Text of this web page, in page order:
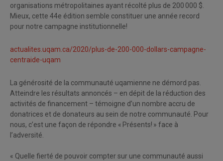
organisations métropolitaines ayant récolté plus de 200 000 $.
Mieux, cette 44e édition semble constituer une année record
pour notre campagne institutionnelle!
actualites.uqam.ca/2020/plus-de-200-000-dollars-campagne-
centraide-uqam
La générosité de la communauté uqamienne ne démord pas.
Atteindre les résultats annoncés – en dépit de la réduction des
activités de financement – témoigne d’un nombre accru de
donatrices et de donateurs au sein de notre communauté. Pour
nous, c’est une façon de répondre « Présents! » face à
l’adversité.
« Quelle fierté de pouvoir compter sur une communauté aussi